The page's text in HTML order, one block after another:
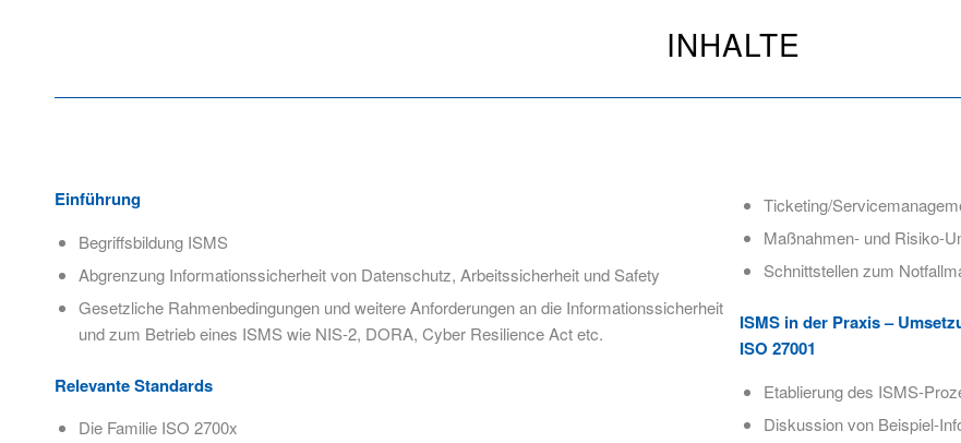
INHALTE
Einführung
Begriffsbildung ISMS
Abgrenzung Informationssicherheit von Datenschutz, Arbeitssicherheit und Safety
Gesetzliche Rahmenbedingungen und weitere Anforderungen an die Informationssicherheit
und zum Betrieb eines ISMS wie NIS-2, DORA, Cyber Resilience Act etc.
Relevante Standards
Die Familie ISO 2700x
Ticketing/
Maßnahmen- und Risiko-
Schnittstellen zum
ISMS in der Praxis –
ISO 27001
Etablierung des ISMS-
Diskussion von Beispiel-